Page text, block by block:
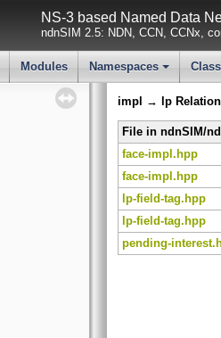
NS-3 based Named Data
ndnSIM 2.5: NDN, CCN, CCNx,
Modules
+
Namespaces
impl → lp Relation
File in ndnSIM/
face-impl.hpp
face-impl.hpp
lp-field-tag.hpp
lp-field-tag.hpp
pending-